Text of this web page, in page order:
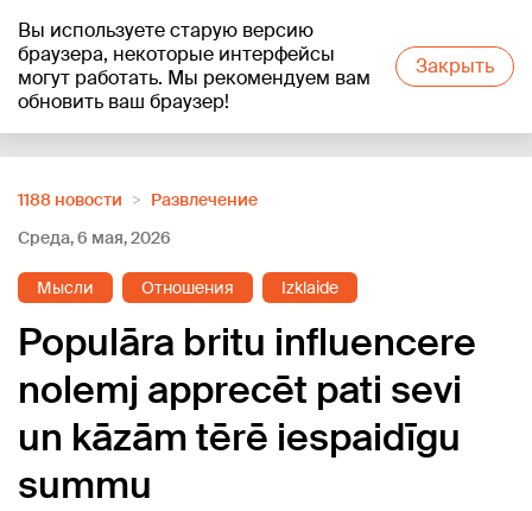
Вы используете старую версию
браузера, некоторые интерфейсы
могут работать. Мы рекомендуем вам
обновить ваш браузер!
Закрыть
+23°C
1188 новости
Развлечение
Среда, 6 мая, 2026
Мысли Отношения Izklaide
Populāra britu influencere
nolemj apprecēt pati sevi
un kāzām tērē iespaidīgu
summu